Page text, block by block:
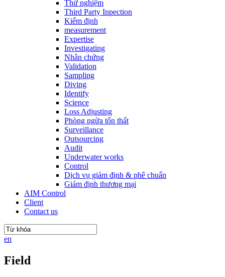
Thử nghiệm
Third Party Inpection
Kiểm định
measurement
Expertise
Investigating
Nhân chứng
Validation
Sampling
Diving
Identify
Science
Loss Adjusting
Phòng ngừa tổn thất
Surveillance
Outsourcing
Audit
Underwater works
Control
Dịch vụ giám định & phê chuẩn
Giám định thương mại
AIM Control
Client
Contact us
en
Field